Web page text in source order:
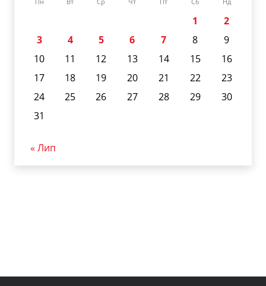
1
2
3
4 5 6 7 8
9
10
11 12 13 14 15
16
17
18 19 20 21 22
23
24
25 26 27 28 29
30
31
« Лип